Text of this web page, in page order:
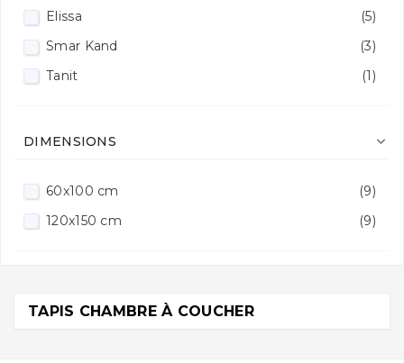
Elissa
(5)
Smar Kand
(3)
Tanit
(1)
DIMENSIONS 
60x100 cm
(9)
120x150 cm
(9)
TAPIS CHAMBRE À COUCHER